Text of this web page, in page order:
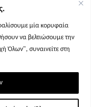
μία κορυφαία
να βελτιώσουμε την
Όλων", συναινείτε στη
2